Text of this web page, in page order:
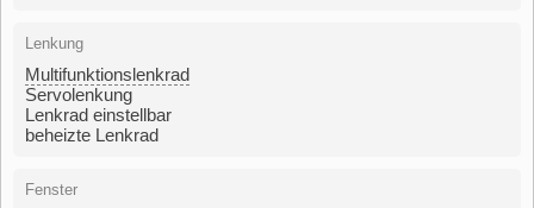
Lenkung
Multifunktionslenkrad
Servolenkung
Lenkrad einstellbar
beheizte Lenkrad
Fenster